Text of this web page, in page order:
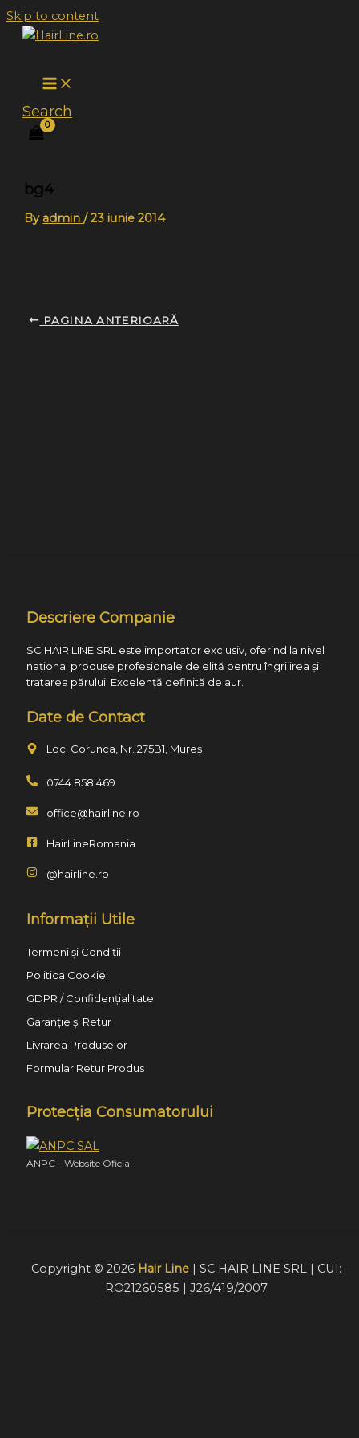
Skip to content
Search
bg4
By admin/23 iunie 2014
PAGINA ANTERIOARĂ
Descriere Companie
SC HAIR LINE SRL este importator exclusiv, oferind la nivel
național produse profesionale de elită pentru îngrijirea și
tratarea părului. Excelență definită de aur.
Date de Contact
Loc. Corunca, Nr. 275B1, Mureș
0744 858 469
office@hairline.ro
HairLineRomania
@hairline.ro
Informații Utile
Termeni și Condiții
Politica Cookie
GDPR / Confidențialitate
Garanție și Retur
Livrarea Produselor
Formular Retur Produs
Protecția Consumatorului
ANPC - Website Oficial
Copyright © 2026 Hair Line| SC HAIR LINE SRL | CUI:
RO21260585 | J26/419/2007